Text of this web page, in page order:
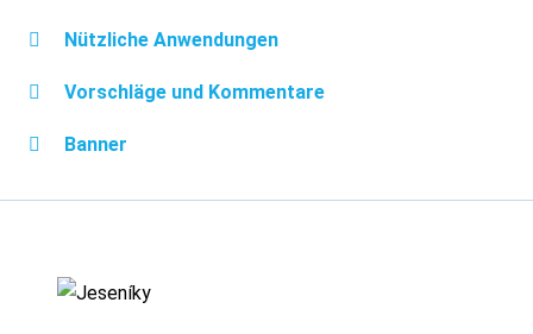
Nützliche Anwendungen
Vorschläge und Kommentare
Banner